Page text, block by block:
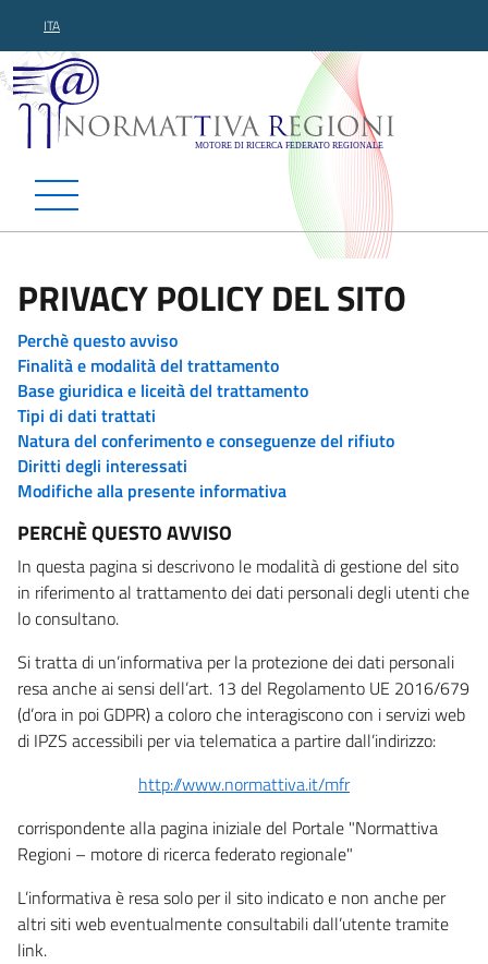
ITA
Normattiva Regioni -
PRIVACY POLICY DEL SITO
Perchè questo avviso
Finalità e modalità del trattamento
Base giuridica e liceità del trattamento
Tipi di dati trattati
Natura del conferimento e conseguenze del rifiuto
Diritti degli interessati
Modifiche alla presente informativa
PERCHÈ QUESTO AVVISO
In questa pagina si descrivono le modalità di gestione del sito
in riferimento al trattamento dei dati personali degli utenti che
lo consultano.
Si tratta di un’informativa per la protezione dei dati personali
resa anche ai sensi dell’art. 13 del Regolamento UE 2016/679
(d’ora in poi GDPR) a coloro che interagiscono con i servizi web
di IPZS accessibili per via telematica a partire dall’indirizzo:
http://www.normattiva.it/mfr
corrispondente alla pagina iniziale del Portale "Normattiva
Regioni – motore di ricerca federato regionale"
L’informativa è resa solo per il sito indicato e non anche per
altri siti web eventualmente consultabili dall’utente tramite
link.